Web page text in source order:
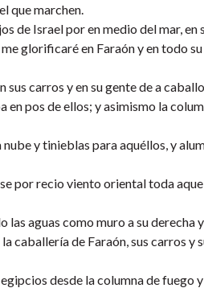
que marchen.
de Israel por en medio del mar, en
glorificaré en Faraón y en todo
carros y en su gente de a caballo.
pos de ellos; y asimismo la
y tinieblas para aquéllos, y
por recio viento oriental toda
aguas como muro a su derecha
caballería de Faraón, sus carros y
desde la columna de fuego